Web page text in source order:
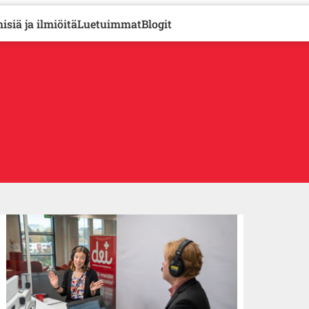
ja ilmiöitäLuetuimmatBlogit